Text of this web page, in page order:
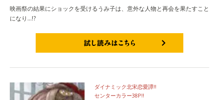
映画祭の結果にショックを受けるうみ子は、意外な人物と再会を果たすこと
になり…!?
ダイナミック北宋恋愛譚!!
センターカラー38P!!